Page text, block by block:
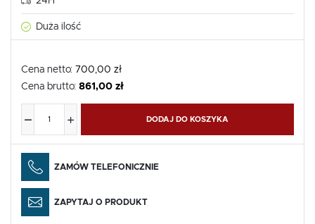
Duża ilość
Cena netto: 700,00 zł
Cena brutto: 861,00 zł
DODAJ DO KOSZYKA
ZAMÓW TELEFONICZNIE
ZAPYTAJ O PRODUKT